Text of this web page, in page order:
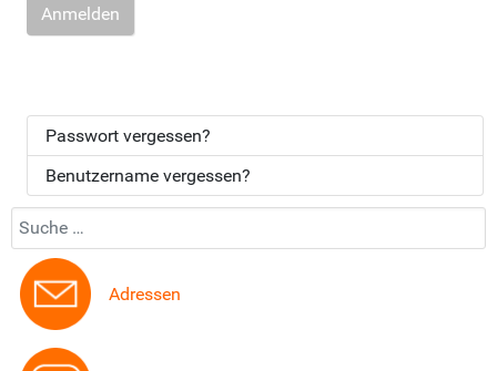
Anmelden
Passwort vergessen?
Benutzername vergessen?
Suchen...
Adressen